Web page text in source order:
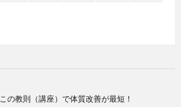
の教則（講座）で体質改善が最短！